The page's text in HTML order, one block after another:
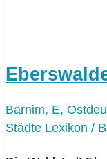
Barnim, E,
Städte Lexikon /